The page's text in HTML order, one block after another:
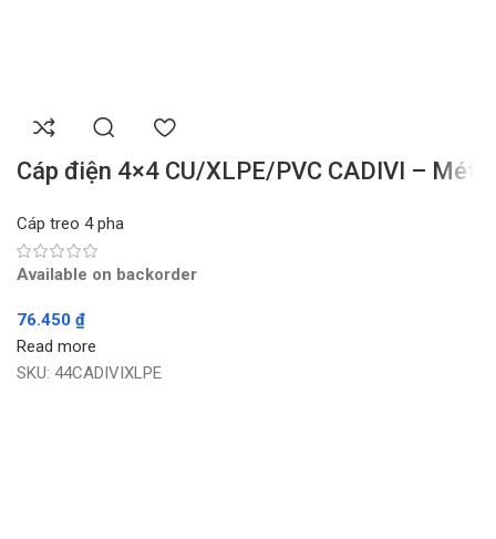
Cáp điện 4×4 CU/XLPE/PVC CADIVI – Mét
Cáp treo 4 pha
Available on backorder
76.450 ₫
Read more
SKU: 44CADIVIXLPE